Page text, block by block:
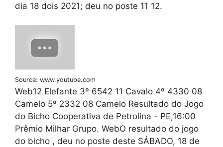
dia 18 dois 2021; deu no poste 11 12.
Source: www.youtube.com
Web12 Elefante 3º 6542 11 Cavalo 4º 4330 08
Camelo 5º 2332 08 Camelo Resultado do Jogo
do Bicho Cooperativa de Petrolina - PE,16:00
Prêmio Milhar Grupo. WebO resultado do jogo
do bicho , deu no poste deste SÁBADO, 18 de